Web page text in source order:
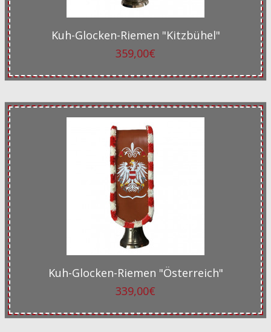
Kuh-Glocken-Riemen "Kitzbühel"
359,00€
Kuh-Glocken-Riemen "Österreich"
339,00€